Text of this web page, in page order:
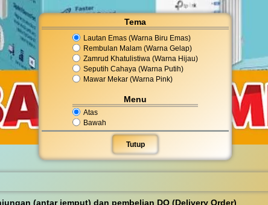
Tema
Lautan Emas (Warna Biru Emas)
Rembulan Malam (Warna Gelap)
Zamrud Khatulistiwa (Warna Hijau)
Seputih Cahaya (Warna Putih)
Mawar Mekar (Warna Pink)
Menu
Atas
Bawah
Tutup
(antar jemput) dan pembelian DO (Delivery Order)